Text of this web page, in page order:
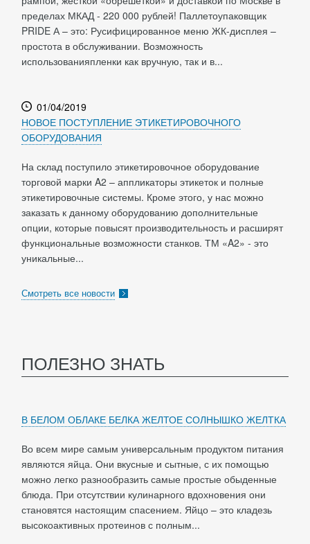
пределах МКАД - 220 000 рублей! Паллетоупаковщик
PRIDE А – это: Русифицированное меню ЖК-дисплея –
простота в обслуживании. Возможность
использованияпленки как вручную, так и в...
01/04/2019
НОВОЕ ПОСТУПЛЕНИЕ ЭТИКЕТИРОВОЧНОГО
ОБОРУДОВАНИЯ
На склад поступило этикетировочное оборудование
торговой марки A2 – аппликаторы этикеток и полные
этикетировочные системы. Кроме этого, у нас можно
заказать к данному оборудованию дополнительные
опции, которые повысят производительность и расширят
функциональные возможности станков. ТМ «A2» - это
уникальные...
Смотреть все новости
ПОЛЕЗНО ЗНАТЬ
В БЕЛОМ ОБЛАКЕ БЕЛКА ЖЕЛТОЕ СОЛНЫШКО ЖЕЛТКА
Во всем мире самым универсальным продуктом питания
являются яйца. Они вкусные и сытные, с их помощью
можно легко разнообразить самые простые обыденные
блюда. При отсутствии кулинарного вдохновения они
становятся настоящим спасением. Яйцо – это кладезь
высокоактивных протеинов с полным...